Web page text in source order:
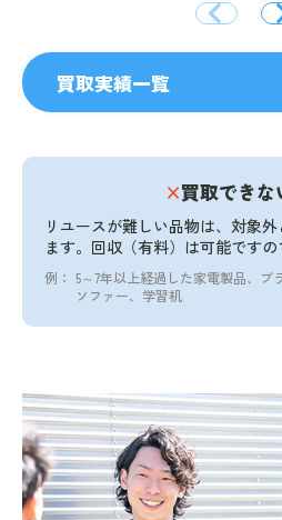
買取実績一覧
×買取できな
リユースが難しい品物は、対象
ます。 回収（有料）は可能ですの
例： 5～7年以上経過した家電製品、ブ
ソファー、学習机